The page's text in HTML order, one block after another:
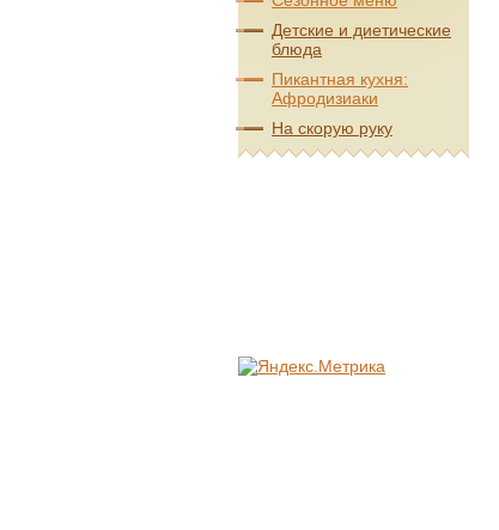
Детские и диетические
блюда
Пикантная кухня:
Афродизиаки
На скорую руку